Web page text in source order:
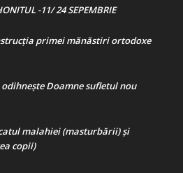
-11/ 24 SEPEMBRIE
primei mănăstiri ortodoxe
odihnește Doamne sufletul nou
malahiei (masturbării) şi
copii)